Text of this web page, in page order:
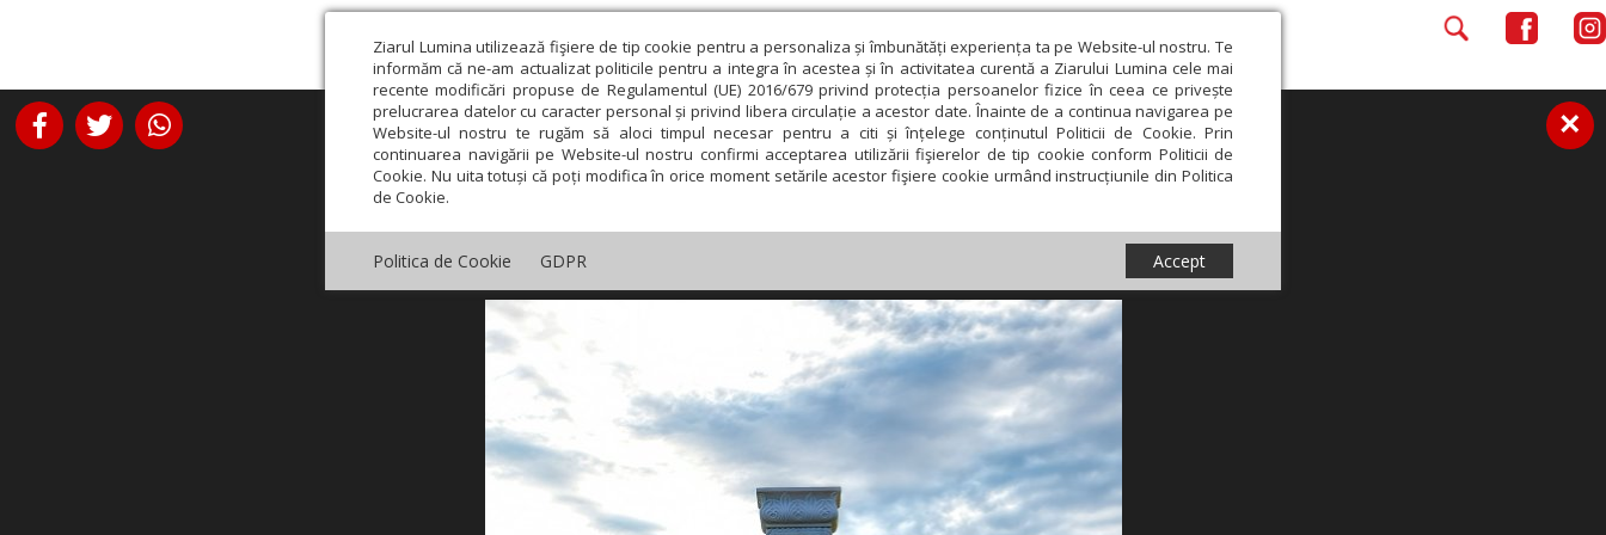
Ziarul Lumina utilizează fişiere de tip cookie pentru a personaliza și îmbunătăți experiența ta pe Website-ul nostru. Te
informăm că ne-am actualizat politicile pentru a integra în acestea și în activitatea curentă a Ziarului Lumina cele mai
recente modificări propuse de Regulamentul (UE) 2016/679 privind protecția persoanelor fizice în ceea ce privește
prelucrarea datelor cu caracter personal și privind libera circulație a acestor date. Înainte de a continua navigarea pe
Website-ul nostru te rugăm să aloci timpul necesar pentru a citi și înțelege conținutul Politicii de Cookie. Prin
continuarea navigării pe Website-ul nostru confirmi acceptarea utilizării fişierelor de tip cookie conform Politicii de
Cookie. Nu uita totuși că poți modifica în orice moment setările acestor fişiere cookie urmând instrucțiunile din Politica
de Cookie.
Politica de Cookie GDPR Accept
×